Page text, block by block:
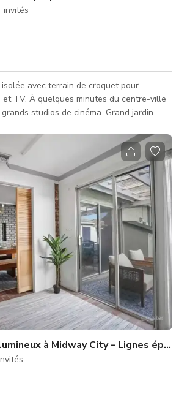
invités
avec terrain de croquet pour
TV. À quelques minutes du centre-ville
studios de cinéma. Grand jardin
la propriété pour le tournage de films ou
de stationnement dans la rue sur une
peut également être couvert d'une tente
spéciaux. La maison est de style
a é
à Midway City – Lignes